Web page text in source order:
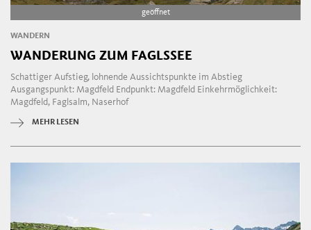
geöffnet
WANDERN
WANDERUNG ZUM FAGLSSEE
Schattiger Aufstieg, lohnende Aussichtspunkte im Abstieg
Ausgangspunkt: Magdfeld Endpunkt: Magdfeld Einkehrmöglichkeit:
Magdfeld, Faglsalm, Naserhof
MEHR LESEN